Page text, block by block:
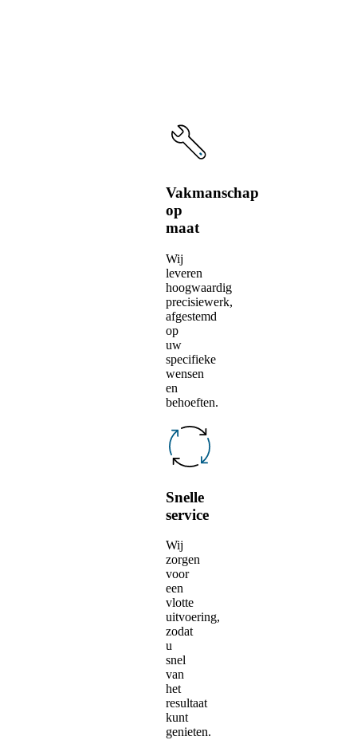
Vakmanschap
op
maat
Wij
leveren
hoogwaardig
precisiewerk,
afgestemd
op
uw
specifieke
wensen
en
behoeften.
Snelle
service
Wij
zorgen
voor
een
vlotte
uitvoering,
zodat
u
snel
van
het
resultaat
kunt
genieten.